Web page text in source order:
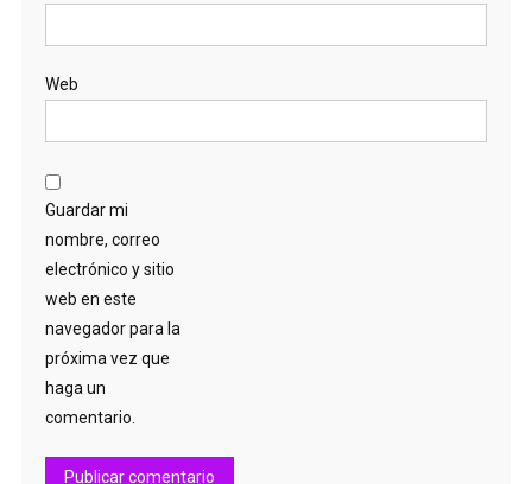
Web
Guardar mi
nombre, correo
electrónico y sitio
web en este
navegador para la
próxima vez que
haga un
comentario.